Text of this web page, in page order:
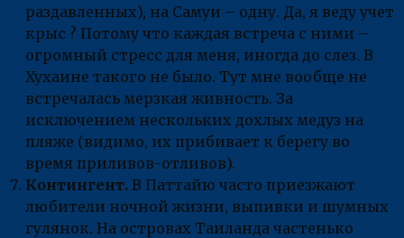
раздавленных), на Самуи – одну. Да, я веду учет
крыс ? Потому что каждая встреча с ними –
огромный стресс для меня, иногда до слез. В
Хухаине такого не было. Тут мне вообще не
встречалась мерзкая живность. За
исключением нескольких дохлых медуз на
пляже (видимо, их прибивает к берегу во
время приливов-отливов).
Контингент. В Паттайю часто приезжают
любители ночной жизни, выпивки и шумных
гулянок. На островах Таиланда частенько